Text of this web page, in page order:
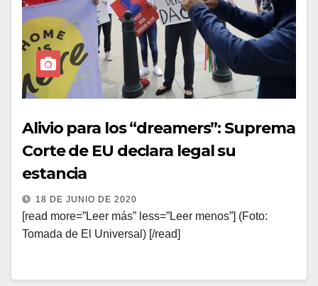
Alivio para los “dreamers”: Suprema
Corte de EU declara legal su
estancia
18 DE JUNIO DE 2020
[read more=”Leer más” less=”Leer menos”] (Foto:
Tomada de El Universal) [/read]